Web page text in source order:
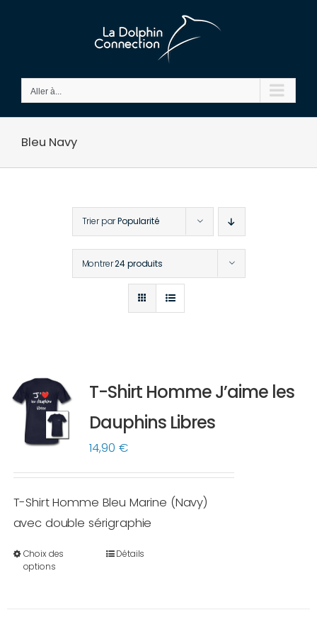
Aller à...
Bleu Navy
Trier parPopularité
Montrer24 produits
T-Shirt Homme J’aime les
Dauphins Libres
14,90 €
T-Shirt Homme Bleu Marine (Navy)
avec double sérigraphie
Choix des
options
CeDétails